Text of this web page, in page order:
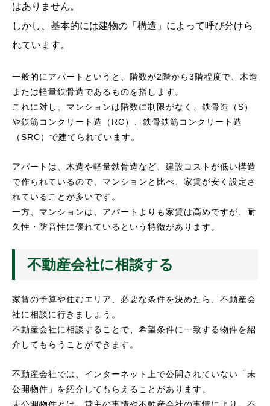
はありません。
しかし、基本的には建物の「構造」によって呼び分けら
れています。
一般的にアパートというと、階数が2階から3階程度で、木造
または軽量鉄骨造であるものを指します。
これに対し、マンションは階数に制限がなく、鉄骨造（S）
や鉄筋コンクリート造（RC）、鉄骨鉄筋コンクリート造
（SRC）で建てられています。
アパートは、木造や軽量鉄骨造など、建設コストが低い構造
で作られているので、マンションと比べ、家賃が安く設定さ
れていることが多いです。
一方、マンションは、アパートよりも家賃は高めですが、耐
久性・防音性に優れているという特徴があります。
不動産会社に相談する
家賃の予算や住むエリア、必要な条件を決めたら、不動産会
社に相談に行きましょう。
不動産会社に相談することで、希望条件に一致する物件を紹
介してもらうことができます。
不動産会社では、インターネット上で公開されていない「未
公開物件」を紹介してもらえることがあります。